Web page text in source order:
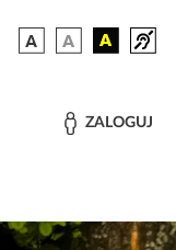
ZALOGUJ